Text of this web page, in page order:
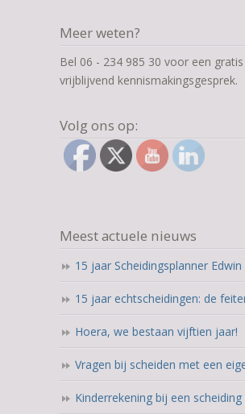
Meer weten?
Bel 06 - 234 985 30 voor een
vrijblijvend kennismakingsgesprek.
Volg ons op:
Meest actuele nieuws
15 jaar Scheidingsplanner
15 jaar echtscheidingen: de
Hoera, we bestaan vijftien jaar!
Vragen bij scheiden met een
Kinderrekening bij een scheiding